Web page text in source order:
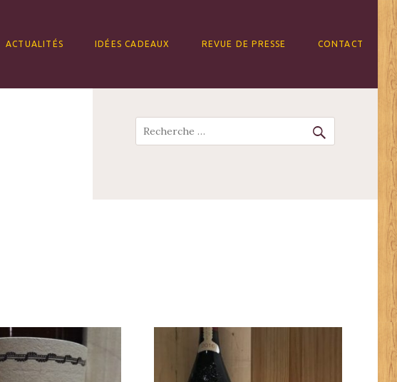
ACTUALITÉS IDÉES CADEAUX REVUE DE PRESSE CONTACT
Recherche